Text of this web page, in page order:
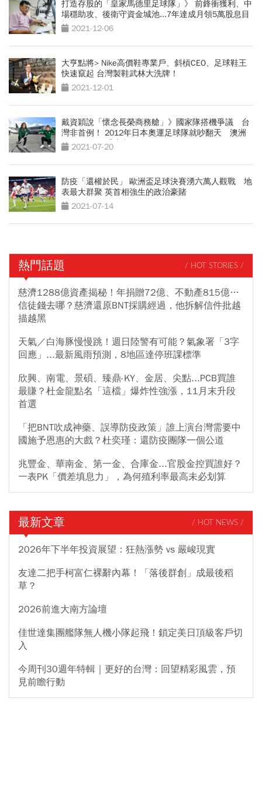
打造存股的「皇家馬德里足球隊」》 前鋒衝獲利、中
場穩助攻、後衛守資金城池...7年達成月領5萬股息目
標！2021-12-06
大亨點將> Nike高價鞋專業戶、斜槓CEO、足球鞋王
快速竄起 台灣製鞋武林大洗牌！
2021-12-01
戴資穎說「懷念長榮商務艙」》國家隊搭機爭議 台
灣非首例！ 2012年日本奧運足球隊就吵翻天 澳洲
2016年乾脆「這麼做」
2021-07-20
防疫「還權於民」 歐洲盃足球決賽湧六萬人觀戰 地
表最大群聚 英首相強生的政治豪賭
2021-07-14
熱門話題 / HOT STORIES /
慈濟1288億資產揭秘！年捐贈72億、不動產815億…
信徒錢去哪？慈濟還原BNT採購經過，他拆解信件批越
描越黑
天氣／白海豚慢慢跳！週日陸警有可能？氣象署「3字
回應」...最新風雨預測，8地區達停班課標準
欣興、南電、景碩、臻鼎-KY、金居、尖點...PCB買誰
最賺？杜金龍點名「這檔」爆炸性強漲，11月末升段
首選
「把BNT吹成神藥、誤導防疫政策」誰上演台灣需要中
國施予恩惠的大戲？杜奕瑾：還防疫團隊一個公道
兆豐金、華南金、第一金、合庫金...官股金控買誰好？
一表PK「價差填息力」，為何殖利率最高未必划算
最新文章 / HOT NEWS /
2026年下半年投資展望：狂熱漲勢 vs 嚴峻現實
友達二把手柯富仁裸辭內幕！「落後群創」成最後稻
草？
2026前進大南方論壇
佳世達集團艦隊無人機小隊起飛！鎖定美日頂級客戶切
入
今周刊30週年特輯｜更好的台灣：回望精彩風雲，預
見前瞻行動